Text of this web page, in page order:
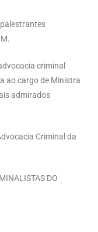
criminal
ao cargo de Ministra
admirados
Criminal da
DO